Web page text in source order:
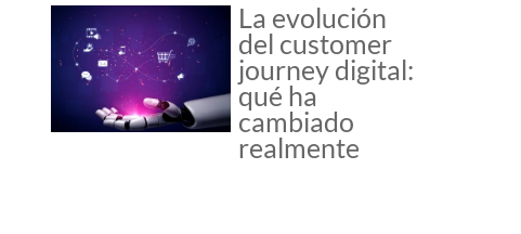
La evolución
del customer
journey digital:
qué ha
cambiado
realmente